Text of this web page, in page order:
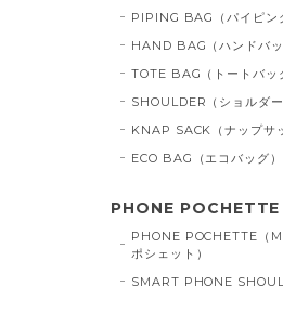
PIPING BAG（パイピン
HAND BAG（ハンドバッ
TOTE BAG（トートバッ
SHOULDER（ショルダー
KNAP SACK（ナップサ
ECO BAG（エコバッグ）
PHONE POCHETTE
PHONE POCHETTE（
ポシェット）
SMART PHONE